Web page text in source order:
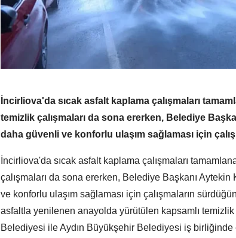
İncirliova'da sıcak asfalt kaplama çalışmaları
temizlik çalışmaları da sona ererken, Belediye
daha güvenli ve konforlu ulaşım sağlaması için
İncirliova'da sıcak asfalt kaplama çalışmaları
çalışmaları da sona ererken, Belediye Başkanı
ve konforlu ulaşım sağlaması için çalışmaların
asfaltla yenilenen anayolda yürütülen kapsamlı temizlik
Belediyesi ile Aydın Büyükşehir Belediyesi iş